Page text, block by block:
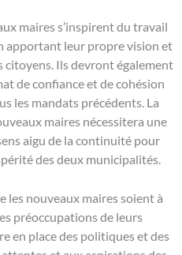
maires s’inspirent du travail
apportant leur propre vision et
citoyens. Ils devront également
de confiance et de cohésion
les mandats précédents. La
maires nécessitera une
aigu de la continuité pour
des deux municipalités.
les nouveaux maires soient à
préoccupations de leurs
en place des politiques et des